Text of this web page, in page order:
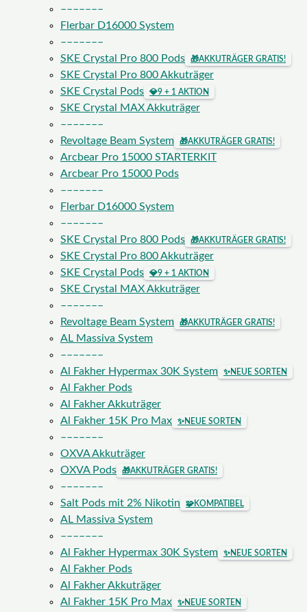
–––––––
Flerbar D16000 System
–––––––
SKE Crystal Pro 800 Pods
🎁AKKUTRÄGER GRATIS!
SKE Crystal Pro 800 Akkuträger
SKE Crystal Pods
💎9 + 1 AKTION
SKE Crystal MAX Akkuträger
–––––––
Revoltage Beam System
🎁AKKUTRÄGER GRATIS!
Arcbear Pro 15000 STARTERKIT
Arcbear Pro 15000 Pods
–––––––
Flerbar D16000 System
–––––––
SKE Crystal Pro 800 Pods
🎁AKKUTRÄGER GRATIS!
SKE Crystal Pro 800 Akkuträger
SKE Crystal Pods
💎9 + 1 AKTION
SKE Crystal MAX Akkuträger
–––––––
Revoltage Beam System
🎁AKKUTRÄGER GRATIS!
AL Massiva System
–––––––
Al Fakher Hypermax 30K System
✨NEUE SORTEN
Al Fakher Pods
Al Fakher Akkuträger
Al Fakher 15K Pro Max
✨NEUE SORTEN
–––––––
OXVA Akkuträger
OXVA Pods
🎁AKKUTRÄGER GRATIS!
–––––––
Salt Pods mit 2% Nikotin
🧩KOMPATIBEL
AL Massiva System
–––––––
Al Fakher Hypermax 30K System
✨NEUE SORTEN
Al Fakher Pods
Al Fakher Akkuträger
Al Fakher 15K Pro Max
✨NEUE SORTEN